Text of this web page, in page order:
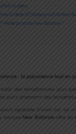
à la peau
la Veste AT Waterproof de New
Waterproof de New Balance ?
: la polyvalence tout en
des températures plus
jours proposant des
agréable d’avoir sur soi
marque New Balance offre du